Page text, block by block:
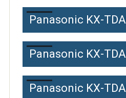
Panasonic KX-
Panasonic KX-
Panasonic KX-